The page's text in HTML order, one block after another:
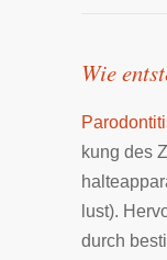
Wie
kung des
lust).
durch